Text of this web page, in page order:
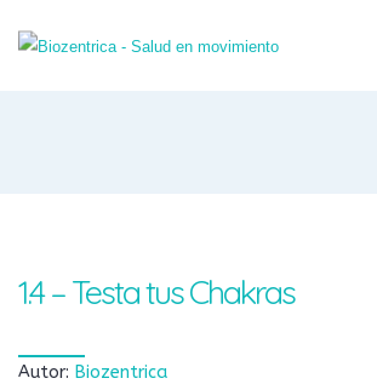
1.4 – Testa tus Chakras
Autor: Biozentrica